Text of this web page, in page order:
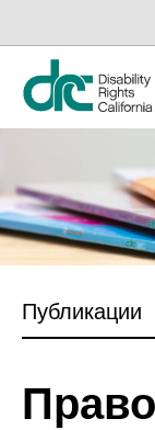
к
основному
содержанию
Публикации